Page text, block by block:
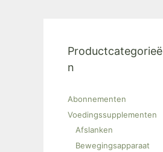
Productcategorieë
n
Abonnementen
Voedingssupplementen
Afslanken
Bewegingsapparaat